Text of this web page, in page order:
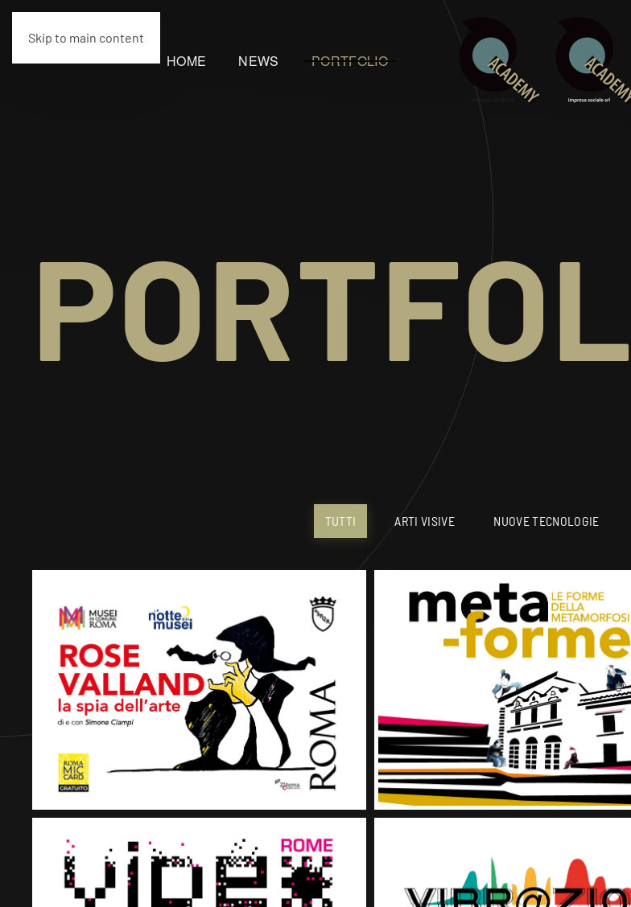
Skip to main content
HOME NEWS PORTFOLIO
TUTTI ARTI VISIVE NUOVE TECNOLOGIE